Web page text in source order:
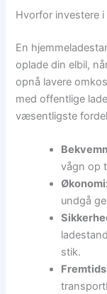
Hvorfor investere
En
oplade din elbil,
opnå lavere
med offentlige
væsentligste
vågn op
undgå
stik.